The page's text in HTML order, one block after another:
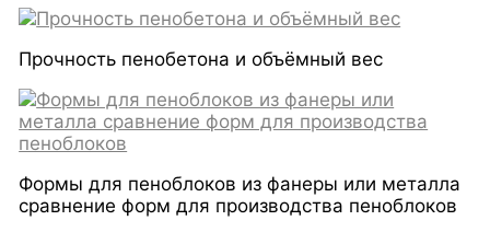
Прочность пенобетона и объёмный вес
Формы для пеноблоков из фанеры или металла
сравнение форм для производства пеноблоков